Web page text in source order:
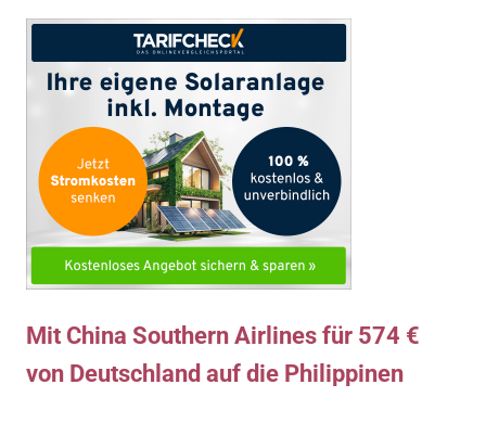
Mit China Southern Airlines für 574 €
von Deutschland auf die Philippinen